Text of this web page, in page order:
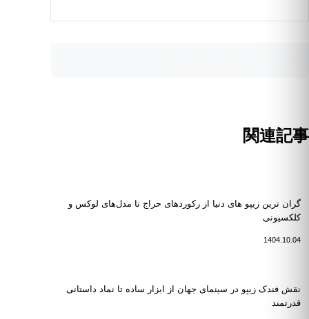
関連記事
گران ترین زیپو های دنیا از رکوردهای حراج تا مدل‌های لوکس و
کلکسیونی
1404.10.04
نقش فندک زیپو در سینمای جهان از ابزار ساده تا نماد داستانی
قدرتمند